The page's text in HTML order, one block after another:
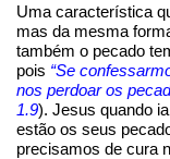
Uma característica
mas da mesma
também o pecado
pois “Se
nos perdoar os
1.9). Jesus quando
estão os seus
precisamos de cura